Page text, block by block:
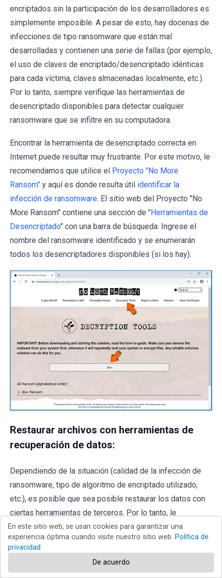
encriptados sin la participación de los desarrolladores es
simplemente imposible. A pesar de esto, hay docenas de
infecciones de tipo ransomware que están mal
desarrolladas y contienen una serie de fallas (por ejemplo,
el uso de claves de encriptado/desencriptado idénticas
para cada víctima, claves almacenadas localmente, etc.).
Por lo tanto, siempre verifique las herramientas de
desencriptado disponibles para detectar cualquier
ransomware que se infiltre en su computadora.
Encontrar la herramienta de desencriptado correcta en
Internet puede resultar muy frustrante. Por este motivo, le
recomendamos que utilice el Proyecto "No More
Ransom" y aquí es donde resulta útil identificar la
infección de ransomware. El sitio web del Proyecto "No
More Ransom" contiene una sección de "Herramientas de
Desencriptado" con una barra de búsqueda. Ingrese el
nombre del ransomware identificado y se enumerarán
todos los desencriptadores disponibles (si los hay).
Restaurar archivos con herramientas de
recuperación de datos:
Dependiendo de la situación (calidad de la infección de
ransomware, tipo de algoritmo de encriptado utilizado,
etc.), es posible que sea posible restaurar los datos con
ciertas herramientas de terceros. Por lo tanto, le
recomendamos que utilice laherramienta Recuva
desarrollada por CCleaner. Esta herramienta admite más
de mil tipos de datos (gráficos, video, audio, documentos,
En este sitio web, se usan cookies para garantizar una
experiencia óptima cuando visite nuestro sitio web. Política de
privacidad
De acuerdo